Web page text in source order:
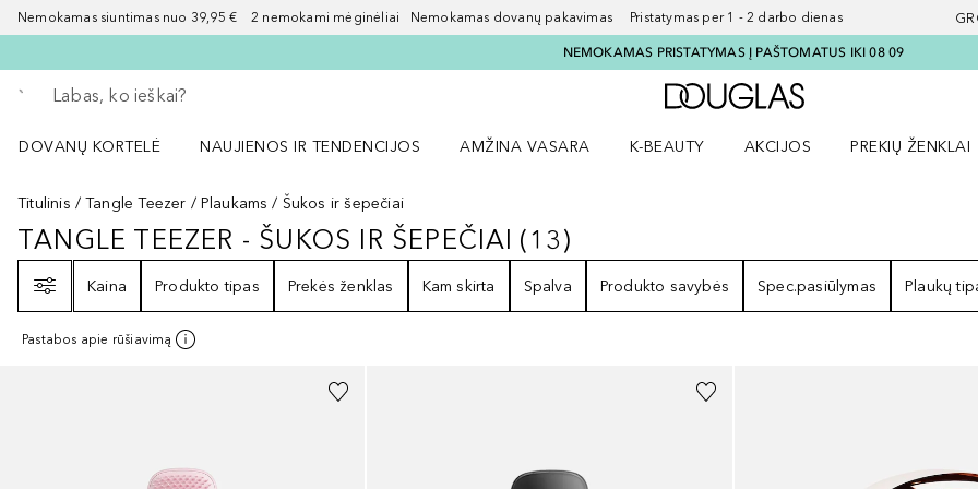
Nemokamas siuntimas nuo 39,95 € 2 nemokami mėginėliai Nemokamas dovanų pakavimas Pristatymas per 1 - 2 darbo dienas
NEMOKAMAS PRISTATYMAS Į PAŠTOMATUS IKI 08 09
Grįžk atgal
Vykdykite paiešką
Į Douglas pagrindinį
DOVANŲ KORTELĖ
NAUJIENOS IR TENDENCIJOS
AMŽINA VASARA
K-BEAUTY
AKCIJOS
PREKIŲ ŽENKLAI
Titulinis
Tangle Teezer Plaukams Šukos ir šepečiai
TANGLE TEEZER - ŠUKOS IR ŠEPEČIAI13
TANGLE TEEZER - ŠUKOS IR ŠEPEČIAI (13)
Kaina
Produkto tipas Prekės ženklas Kam skirta Spalva Produkto savybės Spec.pasiūlymas Plaukų
Pastabos apie rūšiavimą